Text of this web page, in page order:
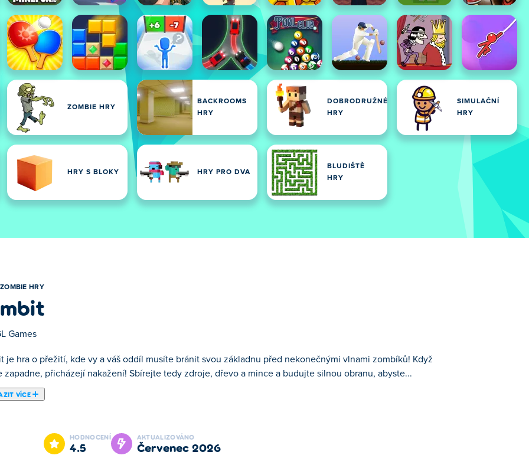
ZOMBIE HRY
BACKROOMS
HRY
DOBRODRUŽNÉ
HRY
SIMULAČNÍ
HRY
HRY S BLOKY HRY PRO DVA
BLUDIŠTĚ
HRY
ZOMBIE HRY
Games
je hra o přežití, kde vy a váš oddíl musíte bránit svou základnu před nekonečnými vlnami zombíků! Když
zapadne, přicházejí nakažení! Sbírejte tedy zdroje, dřevo a mince a budujte silnou obranu, abyste...
VÍCE
bránit svou základnu před nekonečnými vlnami zombíků! Když slunce zapadne, přicházejí nakažení!
a chránit svou základnu za každou cenu?
HODNOCENÍ
4.5
AKTUALIZOVÁNO
červenec 2026